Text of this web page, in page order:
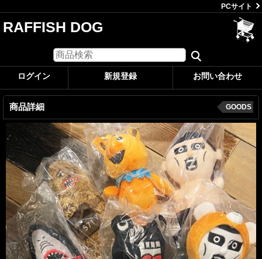
PCサイト
RAFFISH DOG
ログイン 新規登録 お問い合わせ
商品詳細 GOODS